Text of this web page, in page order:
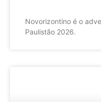
Novorizontino é o
Paulistão 2026.